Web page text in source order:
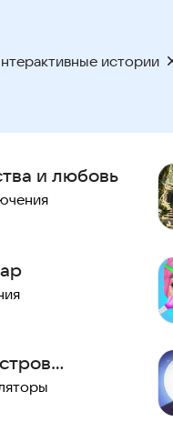
истории
и любовь